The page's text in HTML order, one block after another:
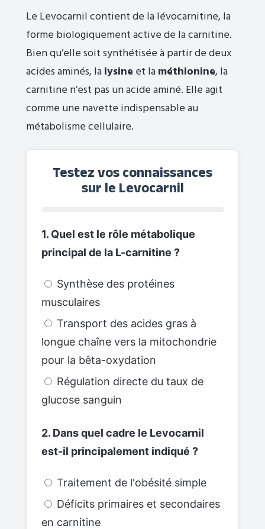
Le Levocarnil contient de la lévocarnitine, la
forme biologiquement active de la carnitine.
Bien qu’elle soit synthétisée à partir de deux
acides aminés, lalysine et laméthionine, la
carnitine n’est pas un acide aminé. Elle agit
comme une navette indispensable au
métabolisme cellulaire.
Testez vos connaissances
sur le Levocarnil
1. Quel est le rôle métabolique
principal de la L-carnitine ?
Synthèse des protéines
musculaires
Transport des acides gras à
longue chaîne vers la mitochondrie
pour la bêta-oxydation
Régulation directe du taux de
glucose sanguin
2. Dans quel cadre le Levocarnil
est-il principalement indiqué ?
Traitement de l'obésité simple
Déficits primaires et secondaires
en carnitine